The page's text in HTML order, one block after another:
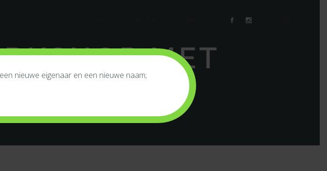
MET
nieuwe eigenaar en een nieuwe naam;